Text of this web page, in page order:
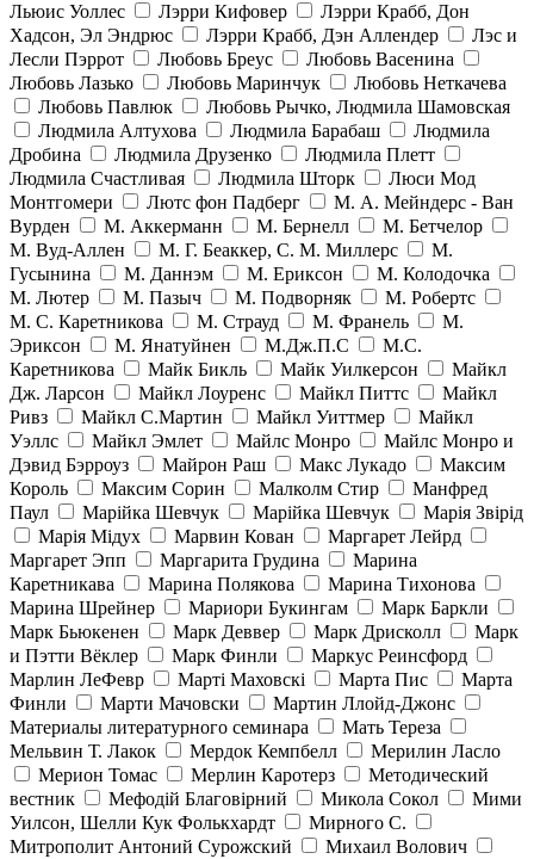
Льюис Уоллес
Лэрри Кифовер
Лэрри Крабб, Дон
Хадсон, Эл Эндрюс
Лэрри Крабб, Дэн Аллендер
Лэс и
Лесли Пэррот
Любовь Бреус
Любовь Васенина
Любовь Лазько
Любовь Маринчук
Любовь Неткачева
Любовь Павлюк
Любовь Рычко, Людмила Шамовская
Людмила Алтухова
Людмила Барабаш
Людмила
Дробина
Людмила Друзенко
Людмила Плетт
Людмила Счастливая
Людмила Шторк
Люси Мод
Монтгомери
Лютс фон Падберг
М. А. Мейндерс - Ван
Вурден
М. Аккерманн М. Бернелл
М. Бетчелор
М. Вуд-Аллен
М. Г. Беаккер, С. М. Миллерс
М.
Гусынина
М. Даннэм М. Ериксон
М. Колодочка
М. Лютер
М. Пазыч М. Подворняк
М. Робертс
М. С. Каретникова
М. Страуд М. Франель
М.
Эриксон
М. Янатуйнен М.Дж.П.С
М.С.
Каретникова
Майк Бикль Майк Уилкерсон
Майкл
Дж. Ларсон
Майкл Лоуренс Майкл Питтс
Майкл
Ривз
Майкл С.Мартин Майкл Уиттмер
Майкл
Уэллс
Майкл Эмлет Майлс Монро
Майлс Монро и
Дэвид Бэрроуз
Майрон Раш Макс Лукадо
Максим
Король
Максим Сорин Малколм Стир
Манфред
Паул
Марійка Шевчук Марійка Шевчук
Марія Звірід
Марія Мідух
Марвин Кован
Маргарет Лейрд
Маргарет Эпп
Маргарита Грудина
Марина
Каретникава
Марина Полякова
Марина Тихонова
Марина Шрейнер
Мариори Букингам
Марк Баркли
Марк Бьюкенен
Марк Деввер Марк Дрисколл
Марк
и Пэтти Вёклер
Марк Финли
Маркус Реинсфорд
Марлин ЛеФевр
Марті Маховскі Марта Пис
Марта
Финли
Марти Мачовски
Мартин Ллойд-Джонс
Материалы литературного семинара
Мать Тереза
Мельвин Т. Лакок
Мердок Кемпбелл
Мерилин Ласло
Мерион Томас
Мерлин Каротерз
Методический
вестник
Мефодій Благовірний Микола Сокол
Мими
Уилсон, Шелли Кук Фолькхардт
Мирного С.
Митрополит Антоний Сурожский
Михаил Волович